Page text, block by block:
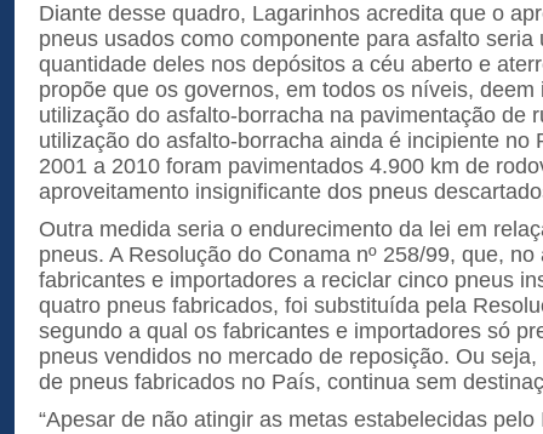
Diante desse quadro, Lagarinhos acredita que o
pneus usados como componente para asfalto
quantidade deles nos depósitos a céu aberto e
propõe que os governos, em todos os níveis, deem
utilização do asfalto-borracha na pavimentação de
utilização do asfalto-borracha ainda é incipiente no
2001 a 2010 foram pavimentados 4.900 km de
aproveitamento insignificante dos pneus
Outra medida seria o endurecimento da lei em
pneus. A Resolução do Conama nº 258/99, que,
fabricantes e importadores a reciclar cinco pneus
quatro pneus fabricados, foi substituída pela
segundo a qual os fabricantes e importadores só
pneus vendidos no mercado de reposição. Ou
de pneus fabricados no País, continua sem
“Apesar de não atingir as metas estabelecidas